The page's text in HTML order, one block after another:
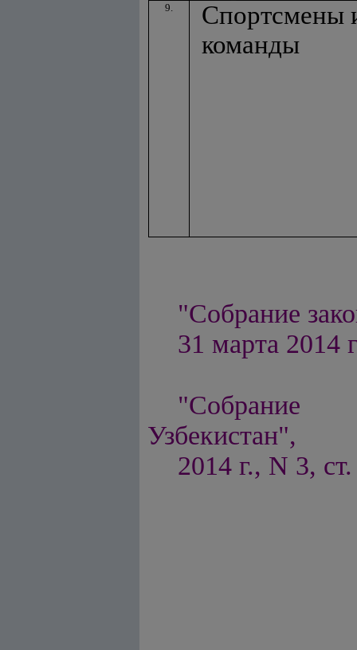
9.
Спортсмены
команды
"Собрание
31 марта 2014
"Собрание
Узбекистан",
2014 г., N 3,